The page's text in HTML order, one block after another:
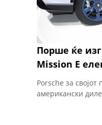
Порше ќе
Mission E
Porsche за
американски